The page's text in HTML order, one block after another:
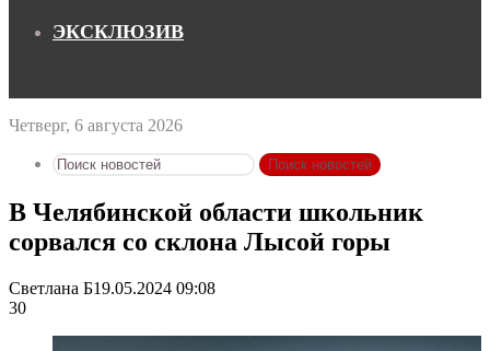
ЭКСКЛЮЗИВ
Четверг, 6 августа 2026
Поиск новостей
В Челябинской области школьник
сорвался со склона Лысой горы
Светлана Б19.05.2024 09:08
30